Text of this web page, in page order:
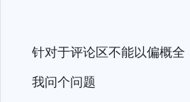
针对于评论区不能以偏概全
我问个问题